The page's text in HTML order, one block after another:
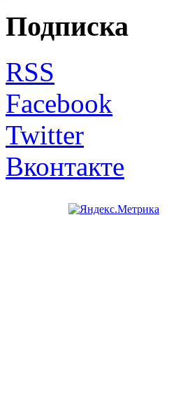
Подписка
RSS
Facebook
Twitter
Вконтакте